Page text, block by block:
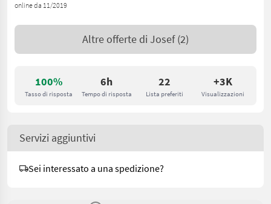
100%
Tasso di risposta
6h
Tempo di risposta
22
Lista preferiti
+3K
Visualizzazioni
online da 11/2019
Altre offerte di Josef (2)
Servizi aggiuntivi
Sei interessato a una spedizione?